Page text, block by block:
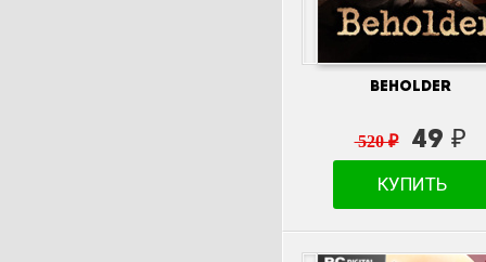
Beholder
520 ₽ 49 ₽
КУПИТЬ